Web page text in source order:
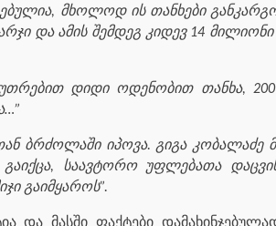
მხოლოდ ის თანხები
და ამის შემდეგ კიდევ 14
დიდი ოდენობით თანხა,
ბრძოლაში იპოვა. გიგა
საავტორო უფლებათა
გაიმყაროს”.